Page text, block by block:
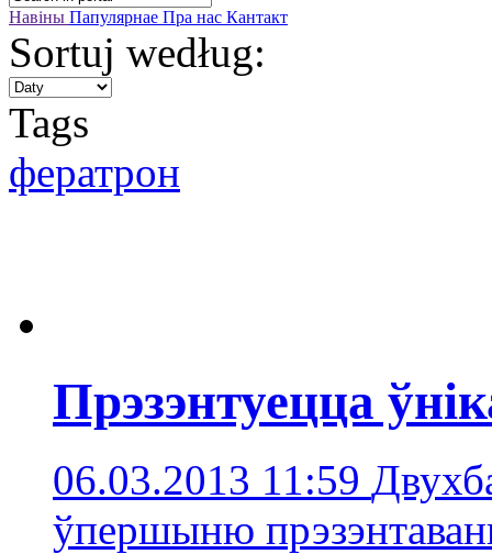
Навіны Папулярнае Пра нас Кантакт
Sortuj według:
Tags
фератрон
Прэзэнтуецца
06.03.2013 11:59
ўпершыню